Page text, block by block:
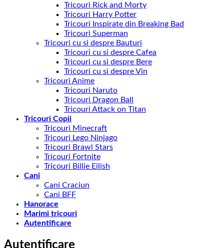
Tricouri Rick and Morty
Tricouri Harry Potter
Tricouri Inspirate din Breaking Bad
Tricouri Superman
Tricouri cu si despre Bauturi
Tricouri cu si despre Cafea
Tricouri cu si despre Bere
Tricouri cu si despre Vin
Tricouri Anime
Tricouri Naruto
Tricouri Dragon Ball
Tricouri Attack on Titan
Tricouri Copii
Tricouri Minecraft
Tricouri Lego Ninjago
Tricouri Brawl Stars
Tricouri Fortnite
Tricouri Billie Eilish
Cani
Cani Craciun
Cani BFF
Hanorace
Marimi tricouri
Autentificare
Autentificare